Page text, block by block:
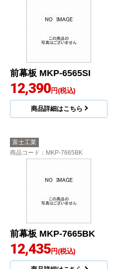
前幕板 MKP-6565SI
12,390円(税込)
商品詳細はこちら
富士工業
商品コード ：MKP-7665BK
前幕板 MKP-7665BK
12,435円(税込)